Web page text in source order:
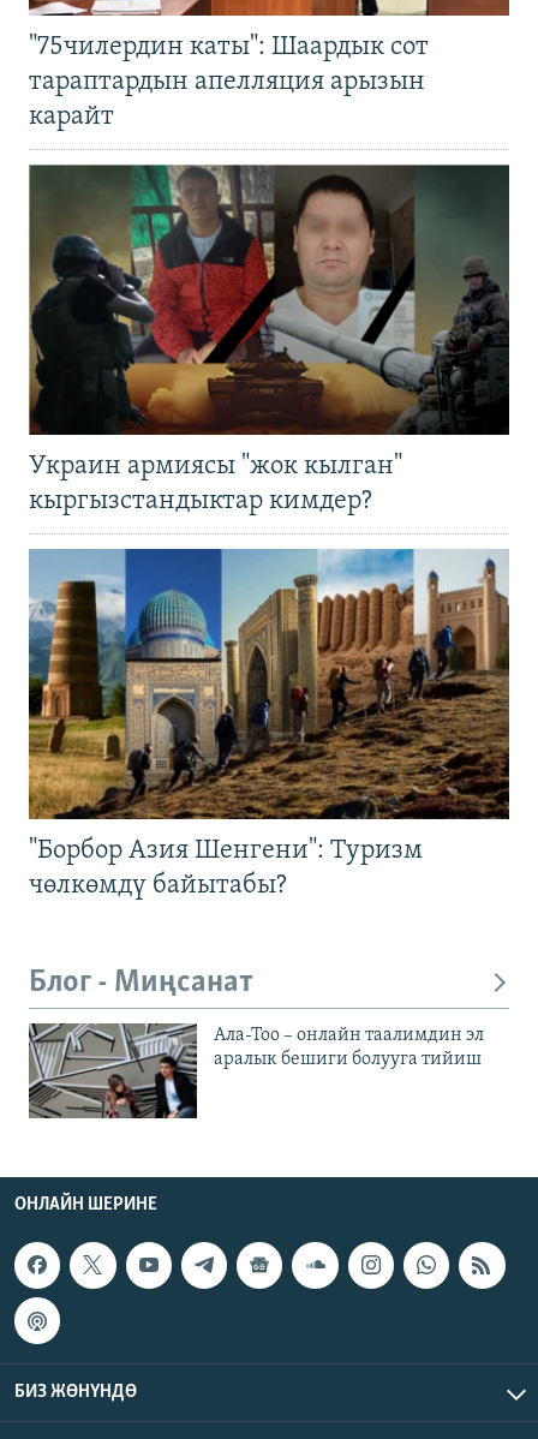
"75чилердин каты": Шаардык сот
тараптардын апелляция арызын
карайт
Украин армиясы "жок кылган"
кыргызстандыктар кимдер?
"Борбор Азия Шенгени": Туризм
чөлкөмдү байытабы?
Блог - Миңсанат
Ала-Тоо – онлайн таалимдин эл
аралык бешиги болууга тийиш
ОНЛАЙН ШЕРИНЕ
БИЗ ЖӨНҮНДӨ